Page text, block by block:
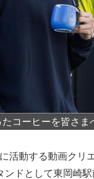
コーヒーを皆さま
活動する動画クリ
ドとして東岡崎